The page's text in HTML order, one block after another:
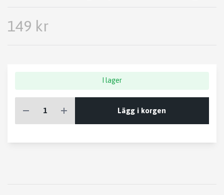
149 kr
I lager
Lägg i korgen